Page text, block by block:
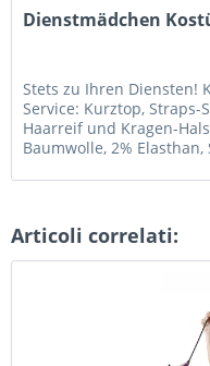
Dienstmädchen
Stets zu Ihren Diensten!
Service: Kurztop, Straps-
Haarreif und Kragen-
Baumwolle, 2%
Articoli correlati: